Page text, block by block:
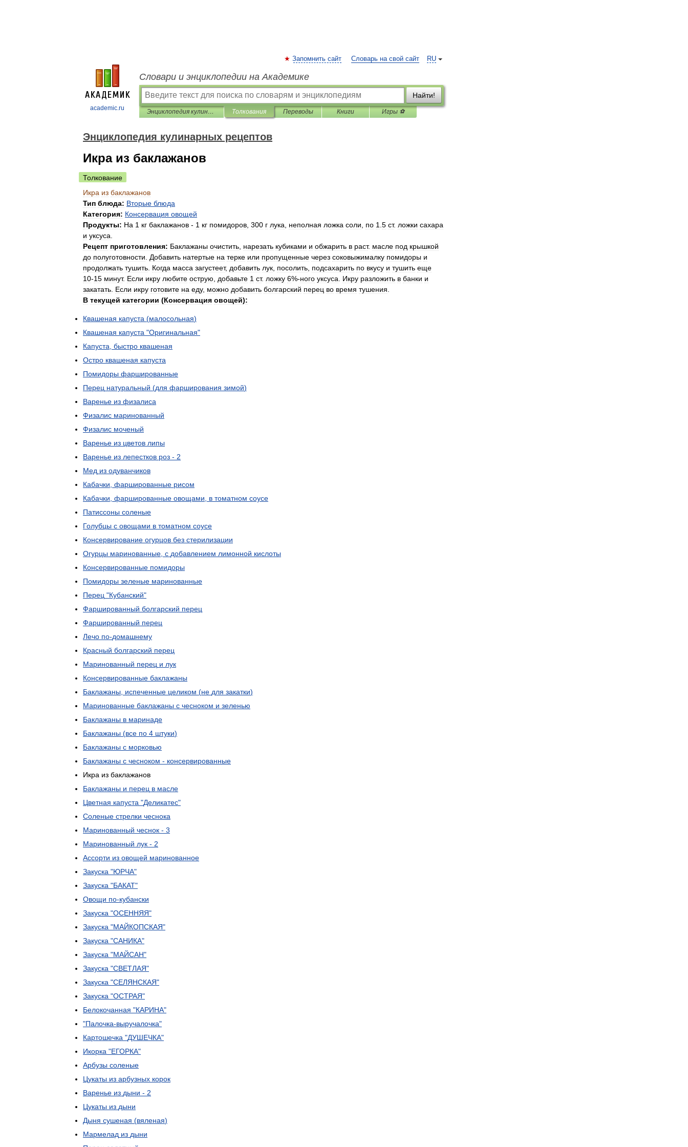
academic.ru
RU
Запомнить сайт Словарь на свой сайт
Словари и энциклопедии на Академике
Найти!
Энциклопедия кулинарных рецептов Толкования Переводы Книги Игры ⚽
Энциклопедия кулинарных рецептов
Икра из баклажанов
Толкование
Икра из баклажанов
Тип блюда: Вторые блюда
Категория: Консервация овощей
Продукты: На 1 кг баклажанов - 1 кг помидоров 300 г лука неполная ложка соли по 1 5 ст. ложки сахара
и уксуса
Рецепт приготовления: Баклажаны очистить нарезать кубиками и обжарить в раст. масле под крышкой
до полуготовности Добавить натертые на терке или пропущенные через соковыжималку помидоры и
продолжать тушить Когда масса загустеет, добавить лук посолить подсахарить по вкусу и тушить еще
10-15 минут. Если икру любите острую добавьте 1 ст. ложку 6%-ного уксуса Икру разложить в банки и
закатать Если икру готовите на еду, можно добавить болгарский перец во время тушения
В текущей категории (Консервация овощей):
Квашеная капуста (малосольная)
Квашеная капуста "Оригинальная"
Капуста быстро квашеная
Остро квашеная капуста
Помидоры фаршированные
Перец натуральный (для фарширования зимой)
Варенье из физалиса
Физалис маринованный
Физалис моченый
Варенье из цветов липы
Варенье из лепестков роз - 2
Мед из одуванчиков
Кабачки фаршированные рисом
Кабачки фаршированные овощами в томатном соусе
Патиссоны соленые
Голубцы с овощами в томатном соусе
Консервирование огурцов без стерилизации
Огурцы маринованные с добавлением лимонной кислоты
Консервированные помидоры
Помидоры зеленые маринованные
Перец "Кубанский"
Фаршированный болгарский перец
Фаршированный перец
Лечо по-домашнему
Красный болгарский перец
Маринованный перец и лук
Консервированные баклажаны
Баклажаны
испеченные целиком (не для закатки)
Маринованные баклажаны с чесноком и зеленью
Баклажаны в маринаде
Баклажаны (все по 4 штуки)
Баклажаны с морковью
Баклажаны с чесноком - консервированные
Икра из баклажанов
Баклажаны и перец в масле
Цветная капуста "Деликатес"
Соленые стрелки чеснока
Маринованный чеснок - 3
Маринованный лук - 2
Ассорти из овощей маринованное
Закуска "ЮРЧА"
Закуска "БАКАТ"
Овощи по-кубански
Закуска "ОСЕННЯЯ"
Закуска "МАЙКОПСКАЯ"
Закуска "САНИКА"
Закуска "МАЙСАН"
Закуска "СВЕТЛАЯ"
Закуска "СЕЛЯНСКАЯ"
Закуска "ОСТРАЯ"
Белокочанная "КАРИНА"
"Палочка-выручалочка"
Картошечка "ДУШЕЧКА"
Икорка "ЕГОРКА"
Арбузы соленые
Цукаты из арбузных корок
Варенье из дыни - 2
Цукаты из дыни
Дыня сушеная (вяленая)
Мармелад из дыни